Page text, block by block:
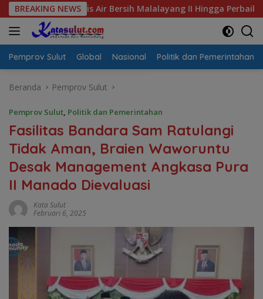
Langsung
ke
konten
BREAKING NEWS
Air Bersih Malalayang II Hingga Perbaikan Infrastruktur
Pemprov Sulut Global Nasional Politik dan Pemerintahan
Beranda Pemprov Sulut
Pemprov Sulut, Politik dan Pemerintahan
Fasilitas Bandara Sam Ratulangi
Tidak Aman, Braien Waworuntu
Desak Management Angkasa Pura
II Manado Dievaluasi
Kata Sulut
Februari 6, 2025